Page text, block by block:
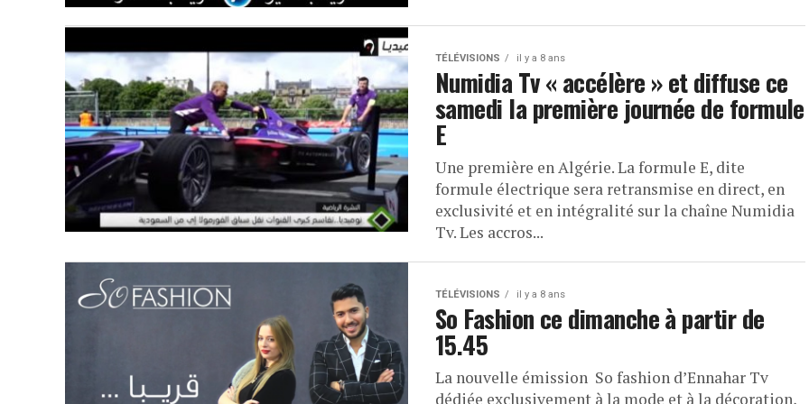
TÉLÉVISIONS il y a 8 ans
Numidia Tv « accélère » et diffuse ce
samedi la première journée de formule
E
Une première en Algérie. La formule E, dite
formule électrique sera retransmise en direct, en
exclusivité et en intégralité sur la chaîne Numidia
Tv. Les accros...
TÉLÉVISIONS il y a 8 ans
So Fashion ce dimanche à partir de
15.45
La nouvelle émission So fashion d’Ennahar Tv
dédiée exclusivement à la mode et à la décoration,